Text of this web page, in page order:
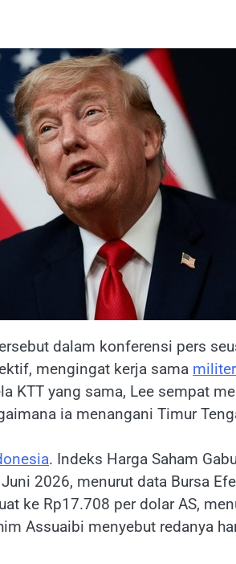
dalam konferensi pers
mengingat kerja sama militer
KTT yang sama, Lee sempat
ia menangani Timur
. Indeks Harga Saham
2026, menurut data Bursa
ke Rp17.708 per dolar AS,
Assuaibi menyebut redanya